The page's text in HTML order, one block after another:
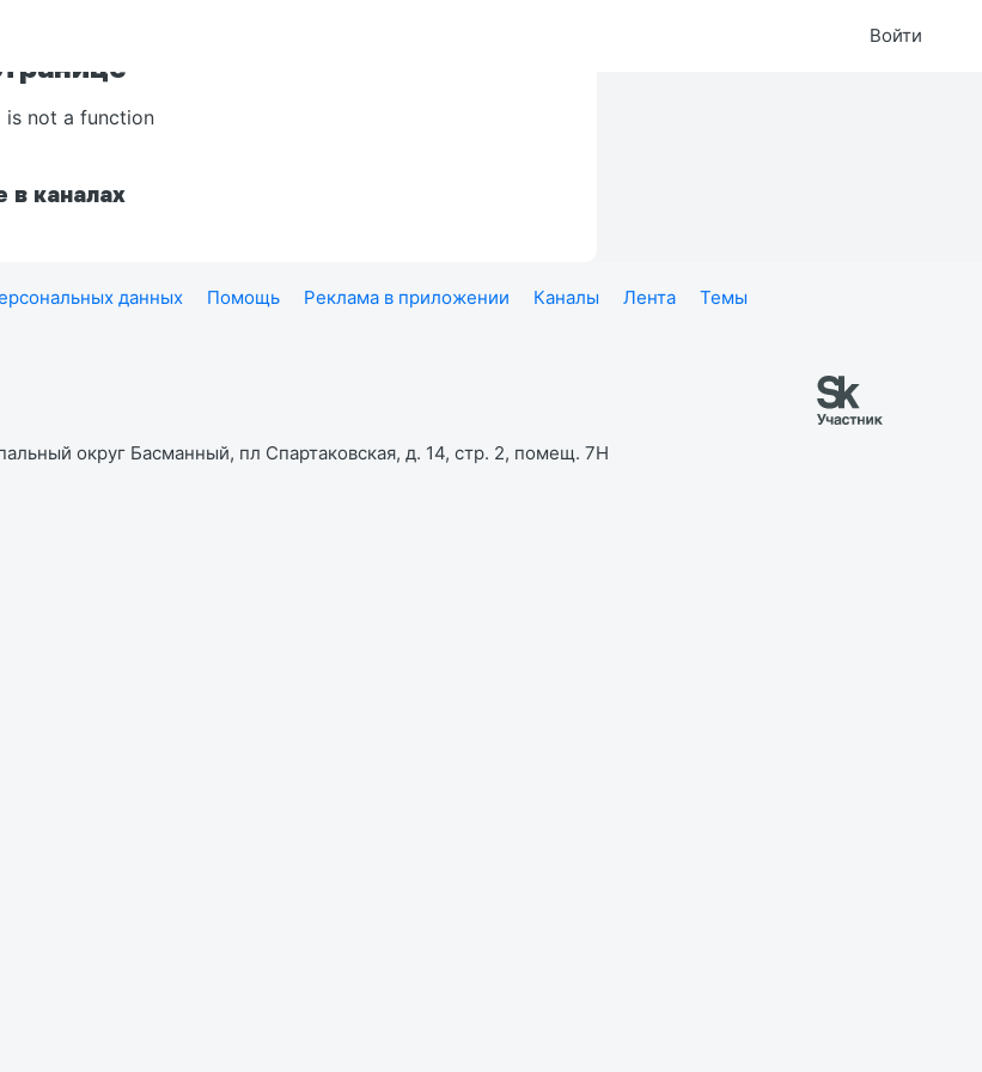
Войти
is not a function
в каналах
данных Помощь Реклама в приложении Каналы Лента
Темы
округ Басманный, пл Спартаковская, д. 14, стр. 2, помещ. 7Н